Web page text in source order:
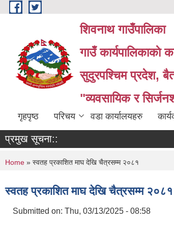
Skip to main content
शिवनाथ गाउँपालिका
गाउँ कार्यपालिकाकाे
सुदुरपश्चिम प्रदेश,
"व्यवसायिक र
गृहपृष्ठ परिचय वडा कार्यालयहरु
प्रमुख सूचना::
You are here
Home » स्वतह प्रकाशित माघ देखि चैत्रसम्म २०८१
स्वतह प्रकाशित माघ देखि चैत्रसम्म २०८१
Submitted on: Thu, 03/13/2025 - 08:58